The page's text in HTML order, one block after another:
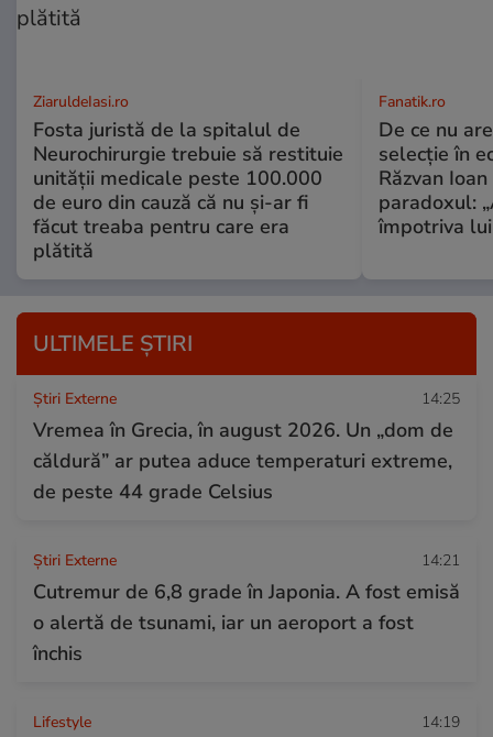
ZiaruldeIasi.ro
Fosta juristă de la spitalul de
Neurochirurgie trebuie să restituie
unității medicale peste 100.000
de euro din cauză că nu și-ar fi
făcut treaba pentru care era
plătită
Fanatik.ro
De ce nu
selecție în
Răzvan
paradoxul:
împotriva lui
ULTIMELE ȘTIRI
Știri Externe 14:25
Vremea în Grecia, în august 2026. Un „dom de
căldură” ar putea aduce temperaturi extreme,
de peste 44 grade Celsius
Știri Externe 14:21
Cutremur de 6,8 grade în Japonia. A fost emisă
o alertă de tsunami, iar un aeroport a fost
închis
Lifestyle 14:19